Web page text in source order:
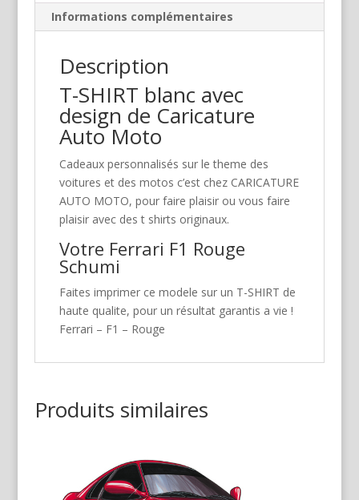
Informations complémentaires
Description
T-SHIRT blanc avec
design de Caricature
Auto Moto
Cadeaux personnalisés sur le theme des
voitures et des motos c’est chez CARICATURE
AUTO MOTO, pour faire plaisir ou vous faire
plaisir avec des t shirts originaux.
Votre Ferrari F1 Rouge
Schumi
Faites imprimer ce modele sur un T-SHIRT de
haute qualite, pour un résultat garantis a vie !
Ferrari – F1 – Rouge
Produits similaires